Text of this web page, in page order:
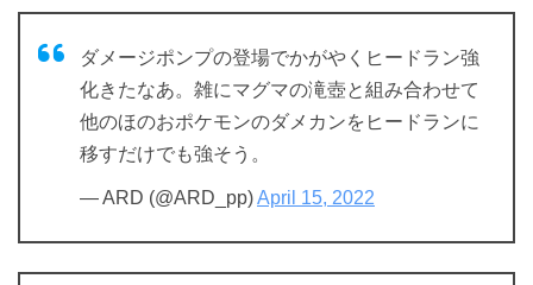
ダメージポンプの登場でかがやくヒードラン強
化きたなあ。雑にマグマの滝壺と組み合わせて
他のほのおポケモンのダメカンをヒードランに
移すだけでも強そう。
— ARD (@ARD_pp)April 15, 2022